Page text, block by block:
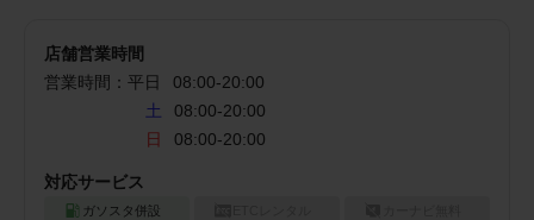
店舗営業時間
営業時間： 平日 08:00-20:00
土
08:00-20:00
日
08:00-20:00
対応サービス
ガソスタ併設